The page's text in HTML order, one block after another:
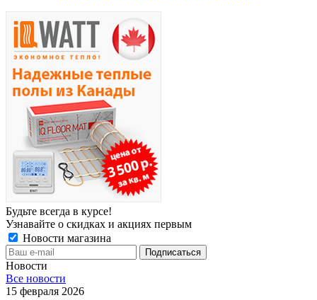
Будьте всегда в курсе!
Узнавайте о скидках и акциях первым
Новости магазина
Новости
Все новости
15 февраля 2026